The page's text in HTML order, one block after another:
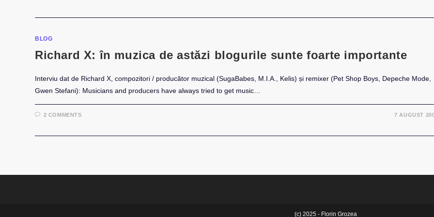
BLOG
Richard X: în muzica de astăzi blogurile sunte foarte importante
Interviu dat de Richard X, compozitori / producător muzical (SugaBabes, M.I.A., Kelis) și remixer (Pet Shop Boys, Depeche Mode,
Gwen Stefani): Musicians and producers have always tried to get music…
2 COMMENTS 7 AUGUST
(c) 2025 - Florin Grozea